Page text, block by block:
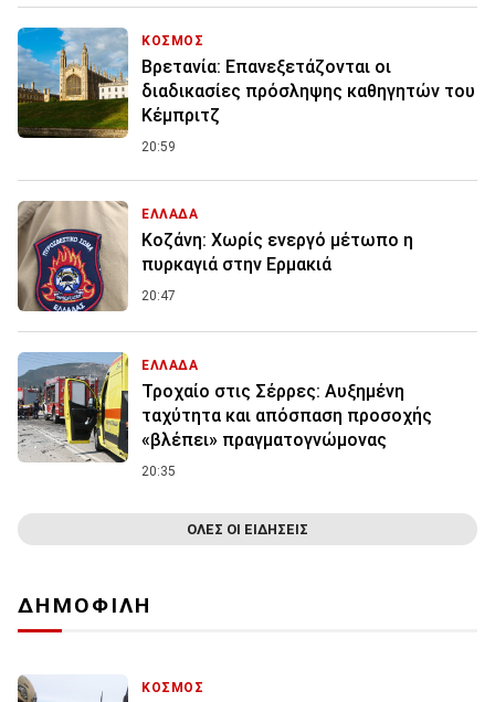
ΚΟΣΜΟΣ
Βρετανία: Επανεξετάζονται οι
διαδικασίες πρόσληψης καθηγητών του
Κέμπριτζ
20:59
ΕΛΛΑΔΑ
Κοζάνη: Χωρίς ενεργό μέτωπο η
πυρκαγιά στην Ερμακιά
20:47
ΕΛΛΑΔΑ
Τροχαίο στις Σέρρες: Αυξημένη
ταχύτητα και απόσπαση προσοχής
«βλέπει» πραγματογνώμονας
20:35
ΟΛΕΣ ΟΙ ΕΙΔΗΣΕΙΣ
ΔΗΜΟΦΙΛΗ
ΚΟΣΜΟΣ